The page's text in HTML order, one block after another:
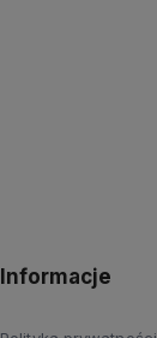
Informacje